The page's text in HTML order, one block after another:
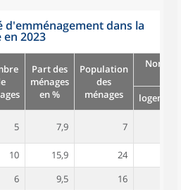
d'emménagement dans la
2023
Part des
ménages
en %
Population
des
ménages
logement
5 7,9 7
10 15,9 24
6 9,5 16